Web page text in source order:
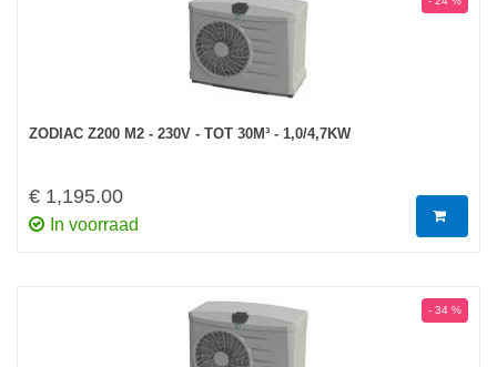
ZODIAC Z200 M2 - 230V - TOT 30M³ - 1,0/4,7KW
€ 1,195.00
In voorraad
- 34 %